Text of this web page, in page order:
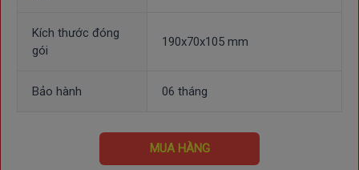
Kích thước đóng
gói
190x70x105 mm
Bảo hành 06 tháng
MUA HÀNG